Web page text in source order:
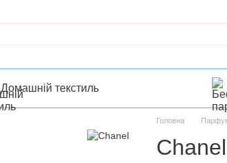
Домашній текстиль
Головна